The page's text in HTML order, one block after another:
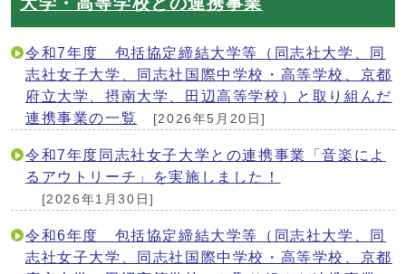
令和7年度 包括協定締結大学等（同志社大学、同
志社女子大学、同志社国際中学校・高等学校、京都
府立大学、摂南大学、田辺高等学校）と取り組んだ
連携事業の一覧
[2026年5月20日]
令和7年度同志社女子大学との連携事業「音楽によ
るアウトリーチ」を実施しました！
[2026年1月30日]
令和6年度 包括協定締結大学等（同志社大学、同
志社女子大学、同志社国際中学校・高等学校、京都